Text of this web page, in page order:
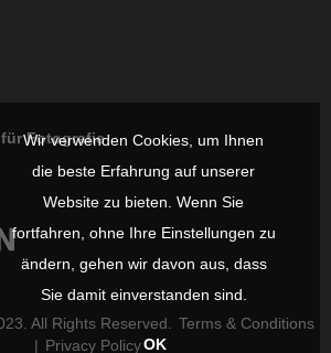
Fotografie
All Rights Reserved.
Terms & Conditions
| Privacy Policy
Wir verwenden Cookies, um Ihnen
die beste Erfahrung auf unserer
Website zu bieten. Wenn Sie
fortfahren, ohne Ihre Einstellungen zu
ändern, gehen wir davon aus, dass
Sie damit einverstanden sind.
OK